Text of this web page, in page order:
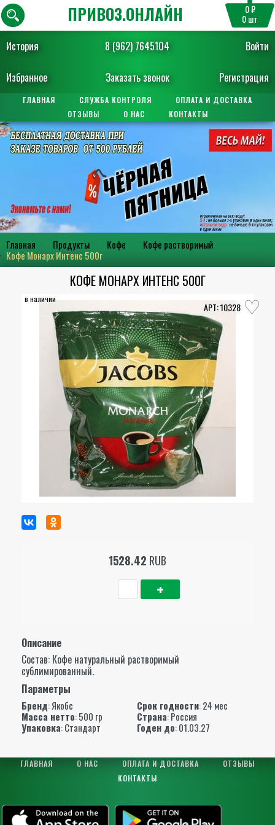
История 8 (962) 7645104 Войти
Избранное Заказать звонок Регистрация
ПРИВОЗ.ОНЛАЙН 0 ₽
0шт
ГЛАВНАЯ СЛУЖБА КОНТРОЛЯ
ОПЛАТА И ДОСТАВКА
ОТЗЫВЫ
О НАС КОНТАКТЫ
Главная Продукты Кофе
Кофе растворимый
Кофе Монарх Интенс 500г
КОФЕ МОНАРХ ИНТЕНС 500Г
в наличии
10328
1528.42 RUB
Описание
Состав: Кофе натуральный растворимый
сублимированный.
Параметры
Бренд:Якобс Срок годности: 24 мес
Масса нетто: 500 гр Страна: Россия
Упаковка: Стандарт Годен до: 01.03.27
ГЛАВНАЯ О НАС ОПЛАТА И ДОСТАВКА
ОТЗЫВЫ
КОНТАКТЫ